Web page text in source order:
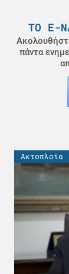
ΤΟ E-
πάντα
Ακτοπλοϊα